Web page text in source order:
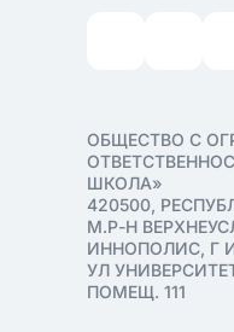
ОБЩЕСТВО С
ШКОЛА»
420500,
М.Р-Н
ИННОПОЛИС, Г
УЛ
ПОМЕЩ. 111